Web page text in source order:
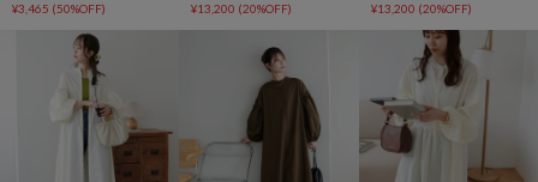
¥3,465 (50%OFF)
ールハイネックワンピース
¥13,200 (20%OFF)
ールハイネックワンピース
¥13,200 (20%OFF)